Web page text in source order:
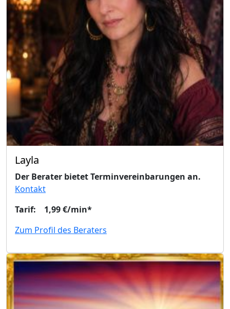
Layla
Der Berater bietet Terminvereinbarungen an.
Kontakt
Tarif: 1,99 €/min*
Zum Profil des Beraters